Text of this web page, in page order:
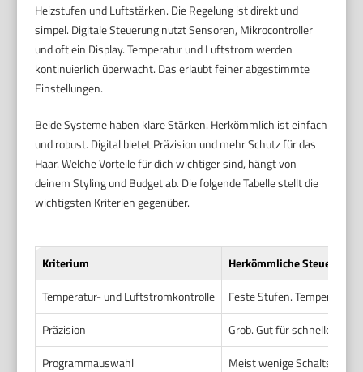
Heizstufen und Luftstärken. Die Regelung ist direkt und
simpel. Digitale Steuerung nutzt Sensoren, Mikrocontroller
und oft ein Display. Temperatur und Luftstrom werden
kontinuierlich überwacht. Das erlaubt feiner abgestimmte
Einstellungen.
Beide Systeme haben klare Stärken. Herkömmlich ist einfach
und robust. Digital bietet Präzision und mehr Schutz für das
Haar. Welche Vorteile für dich wichtiger sind, hängt von
deinem Styling und Budget ab. Die folgende Tabelle stellt die
wichtigsten Kriterien gegenüber.
Kriterium
Herkömmliche Steuerung
Temperatur- und Luftstromkontrolle
Feste Stufen. Temperatur
Präzision
Grob. Gut für schnelles
Programmauswahl
Meist wenige Schaltstufen.